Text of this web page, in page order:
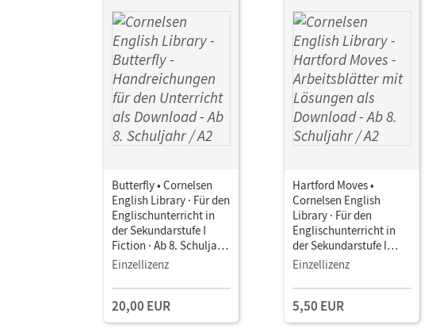
Butterfly • Cornelsen
English Library · Für den
Englischunterricht in
der Sekundarstufe I
Fiction · Ab 8. Schuljahr
/ A2 • Handreichungen
Download
Einzellizenz
20,00 EUR
Hartford Moves •
Cornelsen English
Library · Für den
Englischunterricht in
der Sekundarstufe I
Fiction · Ab 8. Schuljahr
Lösungen als Download
Einzellizenz
5,50 EUR